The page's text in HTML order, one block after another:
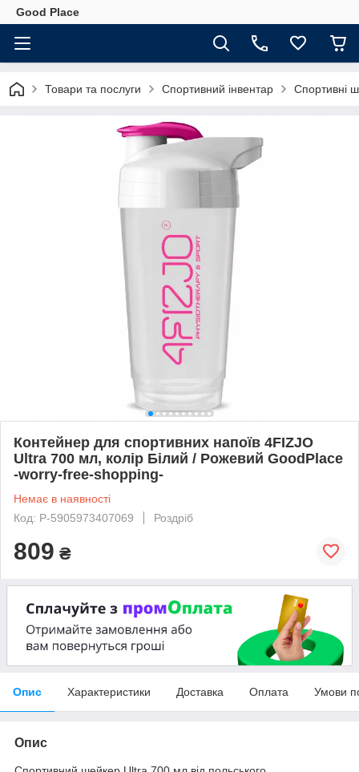
Good Place
Товари та послуги Спортивний інвентар Спортивні
Контейнер для спортивних напоїв 4FIZJO
Ultra 700 мл, колір Білий / Рожевий GoodPlace
-worry-free-shopping-
Немає в наявності
Код: P-5905973407069
Роздріб
809 ₴
Опис Характеристики Доставка Оплата Умови
Опис